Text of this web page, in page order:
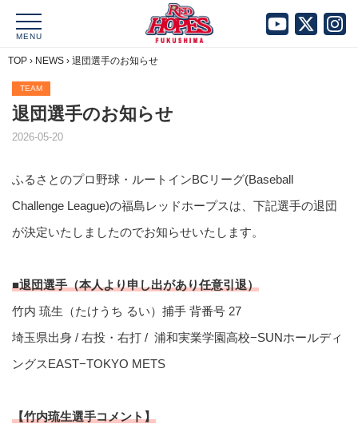
MENU
TOP › NEWS › 退団選手のお知らせ
TEAM
退団選手のお知らせ
2026-05-20
ふるさとのプロ野球・ルートインBCリーグ(Baseball
Challenge League)の福島レッドホープスは、下記選手の退団
が決定いたしましたのでお知らせいたします。
■退団選手（本人より申し出があり任意引退）
竹内 琉生（たけうち るい）捕手 背番号 27
埼玉県出身 / 右投・右打 / 浦和実業学園⾼校−SUNホールディ
ングスEAST−TOKYO METS
【竹内琉生選手コメント】